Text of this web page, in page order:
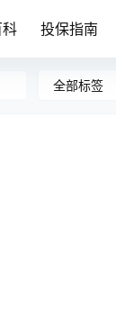
科 投保指南
全部标签